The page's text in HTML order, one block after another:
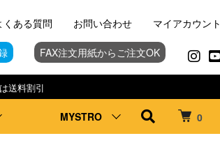
0
送料割引
MYSTRO
くある質問 お問い合わせ マイアカウント
FAX注文用紙からご注文OK